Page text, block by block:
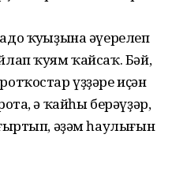
ҡуңыҙына әүерелеп
ҡуям ҡайсаҡ. Бәй,
үҙҙәре иҫән
ә ҡайһы берәүҙәр,
әҙәм һаулығын